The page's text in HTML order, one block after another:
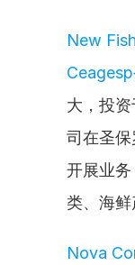
New
Ceagesp
大，投
司在圣
开展业
类、海鲜
Nova